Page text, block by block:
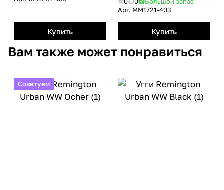
Купить
Арт. MM1721-403
Купить
Вам также может понравиться
Советуем